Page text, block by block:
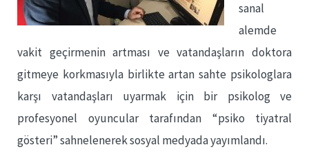
sanal
alemde
vakit geçirmenin artması ve vatandaşların doktora
gitmeye korkmasıyla birlikte artan sahte psikologlara
karşı vatandaşları uyarmak için bir psikolog ve
profesyonel oyuncular tarafından “psiko tiyatral
gösteri” sahnelenerek sosyal medyada yayımlandı.